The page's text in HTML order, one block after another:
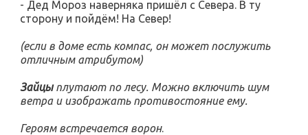
- Дед Мороз наверняка пришёл с Севера. В ту
сторону и пойдём! На Север!
(если в доме есть компас, он может послужить
отличным атрибутом)
Зайцыплутают по лесу. Можно включить шум
ветра и изображать противостояние ему.
Героям встречается ворон.